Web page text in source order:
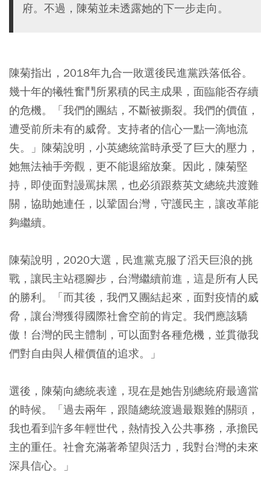
府。不過，陳菊並未透露她的下一步走向。
陳菊指出，2018年九合一敗選後民進黨跌落低谷。
幾十年的犧牲奮鬥所累積的民主成果，面臨能否存續
的危機。「我們的團結，不斷被撕裂。我們的價值，
遭受前所未有的威脅。支持者的信心一點一滴地流
失。」陳菊說明，小英總統當時承受了巨大的壓力，
她無法袖手旁觀，更不能退縮放棄。因此，陳菊堅
持，即使面對謾罵抹黑，也必須跟蔡英文總統共渡難
關，協助她連任，以鞏固台灣，守護民主，讓改革能
夠繼續。
陳菊說明，2020大選，民進黨克服了滔天巨浪的挑
戰，讓民主站穩腳步，台灣繼續前進，這是所有人民
的勝利。「而其後，我們又團結起來，面對疫情的威
脅，讓台灣獲得國際社會空前的肯定。我們應該驕
傲！台灣的民主體制，可以面對各種危機，並貫徹我
們對自由與人權價值的追求。」
選後，陳菊向總統表達，現在是她告別總統府最適當
的時候。「過去兩年，跟隨總統渡過最艱難的關頭，
我也看到許多年輕世代，熱情投入公共事務，承擔民
主的重任。社會充滿著希望與活力，我對台灣的未來
深具信心。」